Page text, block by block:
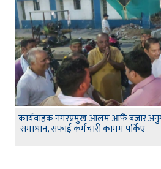
कार्यवाहक नगरप्रमुख आलम आफैँ बजार
समाधान, सफाई कर्मचारी कामम पर्किए